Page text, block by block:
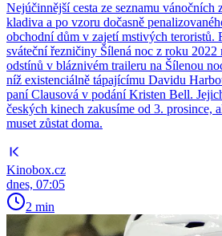
Nejúčinnější cesta ze seznamu vánočních
kladiva a po vzoru dočasně
obchodní dům v zajetí mstivých teroristů.
sváteční řezničiny Šílená noc z roku 2022
odstínů v bláznivém traileru na Šílenou
níž existenciálně tápajícímu Davidu
paní Clausová v podání Kristen Bell.
českých kinech zakusíme od 3. prosince,
muset zůstat doma.
Kinobox.cz
dnes, 07:05
2 min